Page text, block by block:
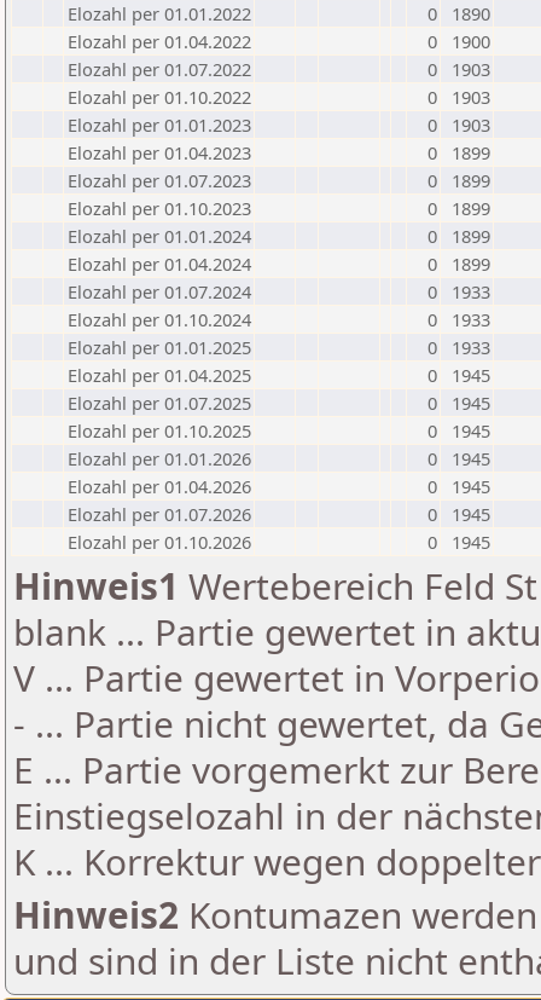
Elozahl per 01.01.2022
0
1890
Elozahl per 01.04.2022
0
1900
Elozahl per 01.07.2022
0
1903
Elozahl per 01.10.2022
0
1903
Elozahl per 01.01.2023
0
1903
Elozahl per 01.04.2023
0
1899
Elozahl per 01.07.2023
0
1899
Elozahl per 01.10.2023
0
1899
Elozahl per 01.01.2024
0
1899
Elozahl per 01.04.2024
0
1899
Elozahl per 01.07.2024
0
1933
Elozahl per 01.10.2024
0
1933
Elozahl per 01.01.2025
0
1933
Elozahl per 01.04.2025
0
1945
Elozahl per 01.07.2025
0
1945
Elozahl per 01.10.2025
0
1945
Elozahl per 01.01.2026
0
1945
Elozahl per 01.04.2026
0
1945
Elozahl per 01.07.2026
0
1945
Elozahl per 01.10.2026
0 1945
Hinweis1 Wertebereich Feld
blank ... Partie gewertet in
V ... Partie gewertet in
- ... Partie nicht gewertet, da
E ... Partie vorgemerkt zur
Einstiegselozahl in der
K ... Korrektur wegen
Hinweis2 Kontumazen
und sind in der Liste nicht